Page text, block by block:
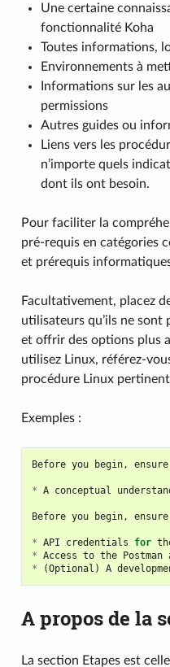
Une certaine
fonctionnalité Koha
Toutes informations,
Environnements à
Informations sur les
permissions
Autres guides ou
Liens vers les
n’importe quels
dont ils ont besoin.
Pour faciliter la
pré-requis en catégories
et prérequis
Facultativement, placez
utilisateurs qu’ils ne
et offrir des options plus
utilisez Linux, référez-
procédure Linux
Exemples :
Before you begin, ensure
* A conceptual
Before you begin, ensure
* API credentials for
* Access to the Postman
*
(Optional ) A
A propos de la
La section Etapes est